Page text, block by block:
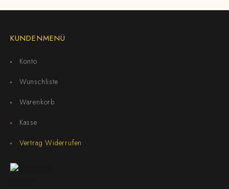
KUNDENMENÜ
Konto
Wunschliste
Warenkorb
Kasse
Vertrag Widerrufen